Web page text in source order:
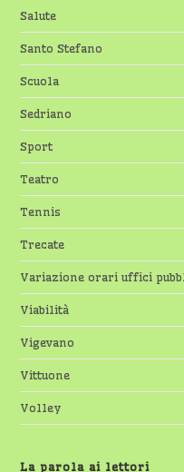
Salute
Santo Stefano
Scuola
Sedriano
Sport
Teatro
Tennis
Trecate
Variazione orari uffici
Viabilità
Vigevano
Vittuone
Volley
La parola ai lettori